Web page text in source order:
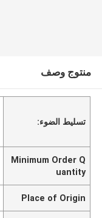
منتوج وصف
تسليط الضوء:
Minimum Order Q
uantity
Place of Origin